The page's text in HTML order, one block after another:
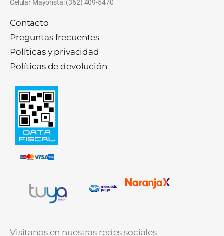
Celular Mayorista: (362) 409-5470
Contacto
Preguntas frecuentes
Políticas y privacidad
Políticas de devolución
Visitanos en nuestras redes sociales